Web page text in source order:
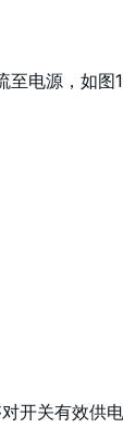
电源，如图
开关有效供